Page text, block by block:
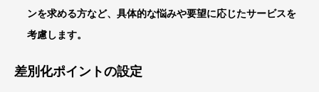
ンを求める方など、具体的な悩みや要望に応じたサービスを
考慮します。
差別化ポイントの設定